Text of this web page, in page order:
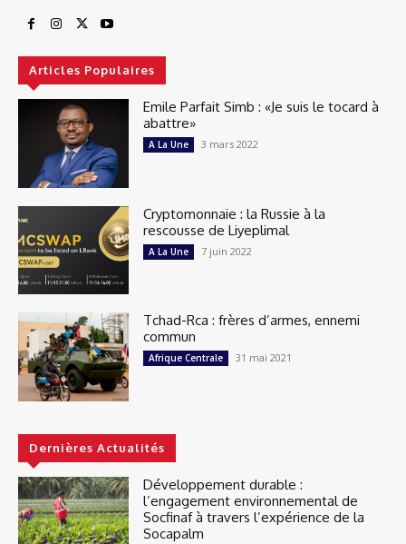
Articles Populaires
Emile Parfait Simb : «Je suis le tocard à
abattre»
A La Une 3 mars 2022
Cryptomonnaie : la Russie à la
rescousse de Liyeplimal
A La Une 7 juin 2022
Tchad-Rca : frères d’armes, ennemi
commun
Afrique Centrale 31 mai 2021
Dernières Actualités
Développement durable :
l’engagement environnemental de
Socfinaf à travers l’expérience de la
Socapalm